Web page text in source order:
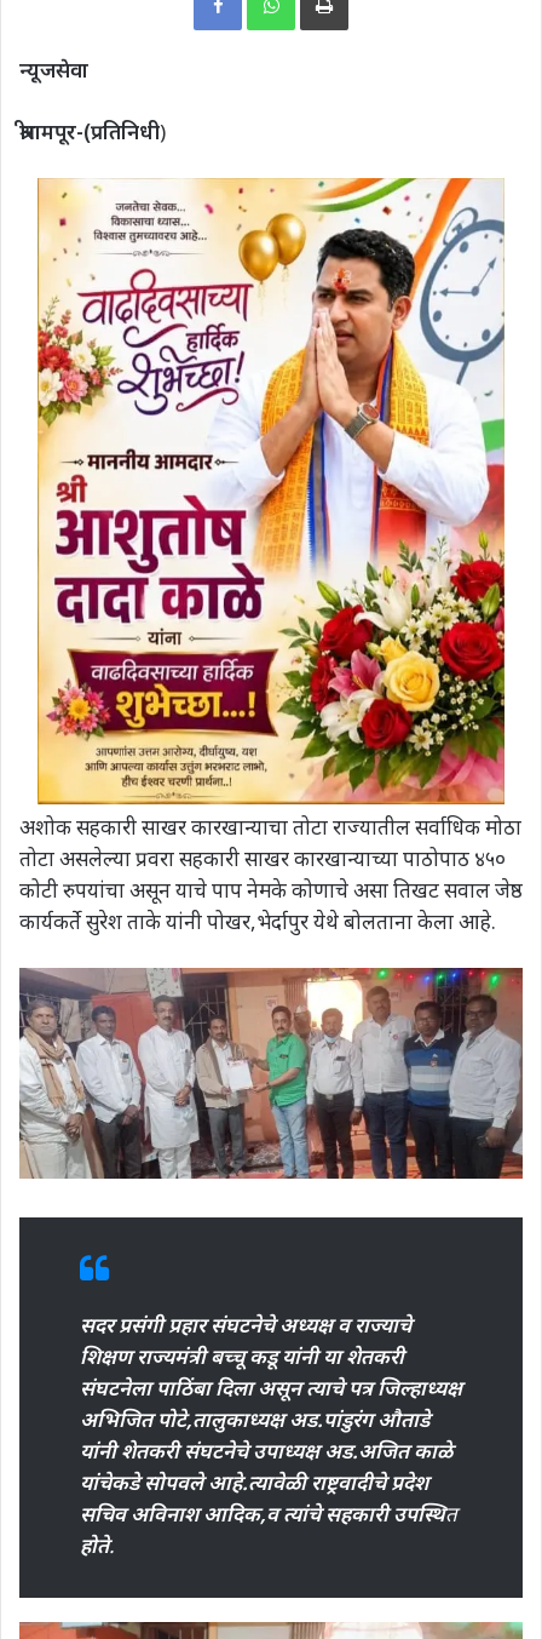
न्यूजसेवा
श्रीरामपूर-(प्रतिनिधी)
अशोक सहकारी साखर कारखान्याचा तोटा राज्यातील सर्वाधिक मोठा
तोटा असलेल्या प्रवरा सहकारी साखर कारखान्याच्या पाठोपाठ ४५०
कोटी रुपयांचा असून याचे पाप नेमके कोणाचे असा तिखट सवाल जेष्ठ
कार्यकर्ते सुरेश ताके यांनी पोखर,भेर्दापुर येथे बोलताना केला आहे.
सदर प्रसंगी प्रहार संघटनेचे अध्यक्ष व राज्याचे
शिक्षण राज्यमंत्री बच्चू कडू यांनी या शेतकरी
संघटनेला पाठिंबा दिला असून त्याचे पत्र जिल्हाध्यक्ष
अभिजित पोटे,तालुकाध्यक्ष अड.पांडुरंग औताडे
यांनी शेतकरी संघटनेचे उपाध्यक्ष अड.अजित काळे
यांचेकडे सोपवले आहे.त्यावेळी राष्ट्रवादीचे प्रदेश
सचिव अविनाश आदिक,व त्यांचे सहकारी उपस्थित
होते.